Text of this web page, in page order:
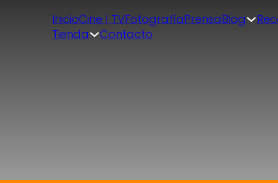
InicioCine | TVFotografíaPrensaBlog
Tienda
Contacto